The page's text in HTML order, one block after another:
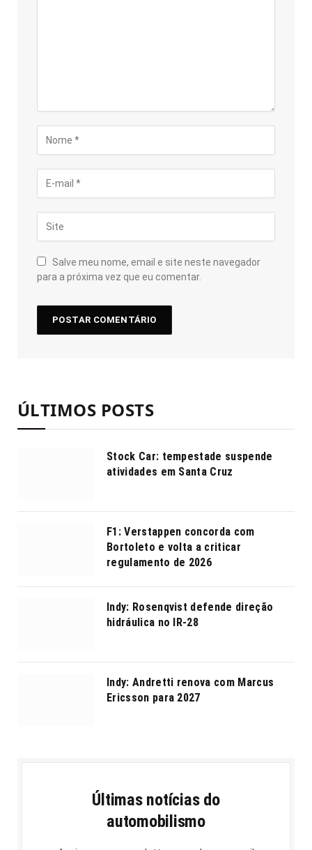
Salve meu nome, email e site neste navegador
para a próxima vez que eu comentar.
ÚLTIMOS POSTS
Stock Car: tempestade suspende
atividades em Santa Cruz
F1: Verstappen concorda com
Bortoleto e volta a criticar
regulamento de 2026
Indy: Rosenqvist defende direção
hidráulica no IR-28
Indy: Andretti renova com Marcus
Ericsson para 2027
Últimas notícias do
automobilismo